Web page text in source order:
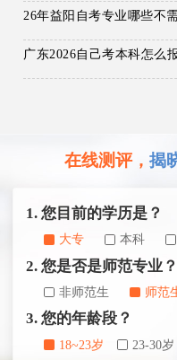
26年益阳自考专业哪些不
广东2026自己考本科怎么
在线测评， 揭
1. 您目前的学历是？
大专 本科
2. 您是否是师范专业？
非师范生 师范
3. 您的年龄段？
18~23岁 23-30岁